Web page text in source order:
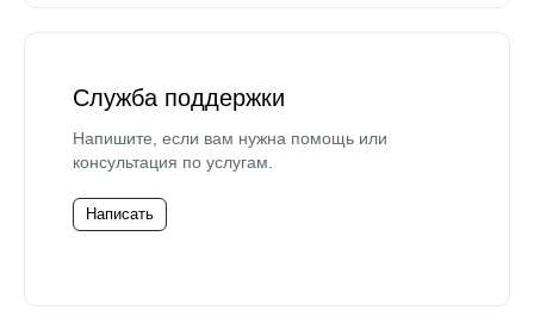
Служба поддержки
Напишите, если вам нужна помощь или
консультация по услугам.
Написать